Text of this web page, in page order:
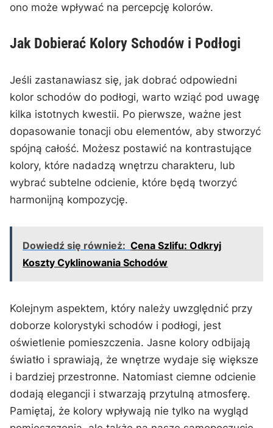
ono może wpływać na percepcję kolorów.
Jak Dobierać Kolory Schodów ⁢i Podłogi
Jeśli zastanawiasz się, ⁤jak dobrać odpowiedni
kolor schodów‌ do podłogi, warto wziąć pod uwagę
kilka istotnych kwestii. Po‍ pierwsze, ważne jest
dopasowanie ​tonacji obu elementów, aby stworzyć
spójną całość. Możesz⁣ postawić na kontrastujące
kolory, które‌ nadadzą⁢ wnętrzu charakteru, lub‌
wybrać⁣ subtelne odcienie, ​które będą⁤ tworzyć
harmonijną kompozycję.
Dowiedź się również: Cena Szlifu: Odkryj
Koszty Cyklinowania Schodów
Kolejnym aspektem, który należy uwzględnić przy
doborze kolorystyki schodów i podłogi, jest
oświetlenie pomieszczenia. ‍Jasne kolory odbijają
światło i sprawiają, że wnętrze wydaje się większe
i bardziej przestronne. Natomiast ciemne⁢ odcienie
dodają elegancji i stwarzają‌ przytulną atmosferę.⁢
Pamiętaj, że kolory​ wpływają nie tylko ⁣na wygląd